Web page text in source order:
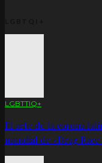
LGBTTIQ+
El arte de la corona
mundial de «Drag